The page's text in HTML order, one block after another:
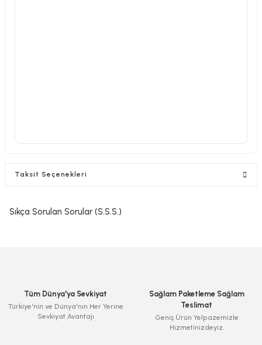
Taksit Seçenekleri
Sıkça Sorulan Sorular (S.S.S.)
Tüm Dünya'ya Sevkiyat
Türkiye'nin ve Dünya'nın Her Yerine
Sevkiyat Avantajı
Sağlam Paketleme Sağlam
Teslimat
Geniş Ürün Yelpazemizle
Hizmetinizdeyiz.